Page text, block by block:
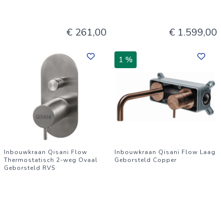
€ 261,00 € 1.599,00
Inbouwkraan Qisani Flow
Thermostatisch 2-weg Ovaal
Geborsteld RVS
1 %
Inbouwkraan Qisani Flow Laag
Geborsteld Copper